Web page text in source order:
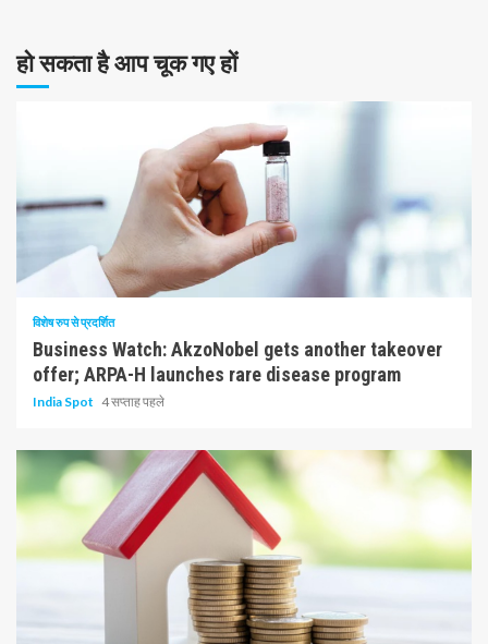
हो सकता है आप चूक गए हों
10 न्यूनतम पढ़ा
विशेष रुप से प्रदर्शित
Business Watch: AkzoNobel gets another takeover
offer; ARPA-H launches rare disease program
India Spot 4 सप्ताह पहले